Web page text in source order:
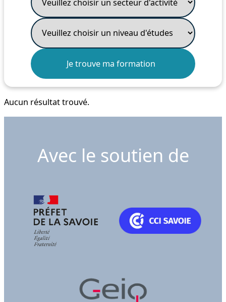
Aucun résultat trouvé.
Avec le soutien de